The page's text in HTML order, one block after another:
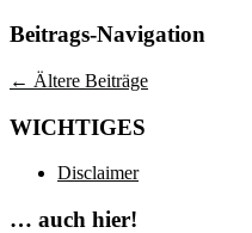
Beitrags-Navigation
← Ältere Beiträge
WICHTIGES
Disclaimer
… auch hier!